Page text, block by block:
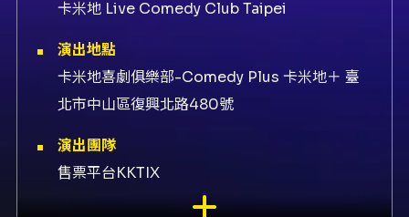
卡米地 Live Comedy Club Taipei
演出地點
卡米地喜劇俱樂部-Comedy Plus 卡米地＋ 臺
北市中山區復興北路480號
演出團隊
售票平台KKTIX